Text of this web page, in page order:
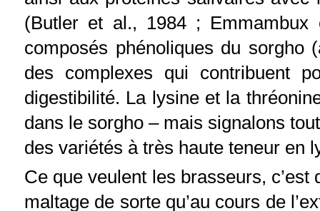
(Butler et al., 1984 ;
composés phénoliques du sorgho
des complexes qui contribuent
digestibilité. La lysine et la
dans le sorgho – mais signalons
des variétés à très haute teneur en
Ce que veulent les brasseurs,
maltage de sorte qu’au cours de